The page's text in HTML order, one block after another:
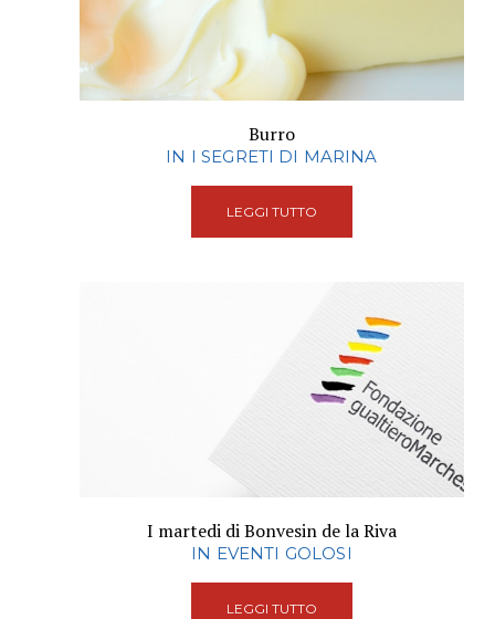
Burro
IN I SEGRETI DI MARINA
LEGGI TUTTO
I martedi di Bonvesin de la Riva
IN EVENTI GOLOSI
LEGGI TUTTO